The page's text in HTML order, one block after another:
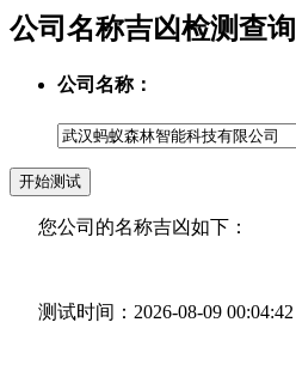
公司名称吉凶检测查询
公司名称：
您公司的名称吉凶如下：
测试时间：2026-08-09 00:04:42